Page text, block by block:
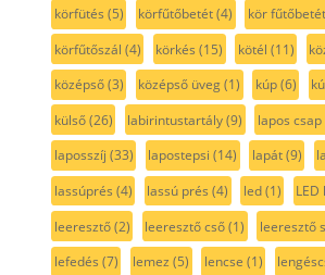
körfütés (5) körfűtőbetét(4) kör fűtőbetét
körfűtőszál (4) körkés (15) kötél (11)
középső(3) középső üveg(1) kúp(6)
külső(26) labirintustartály(9) lapos
laposszíj (33) lapostepsi (14) lapát(9)
lassúprés (4) lassú prés (4) led(1) LED
leeresztő(2) leeresztő cső(1) leeresztő
lefedés (7) lemez (5) lencse (1)